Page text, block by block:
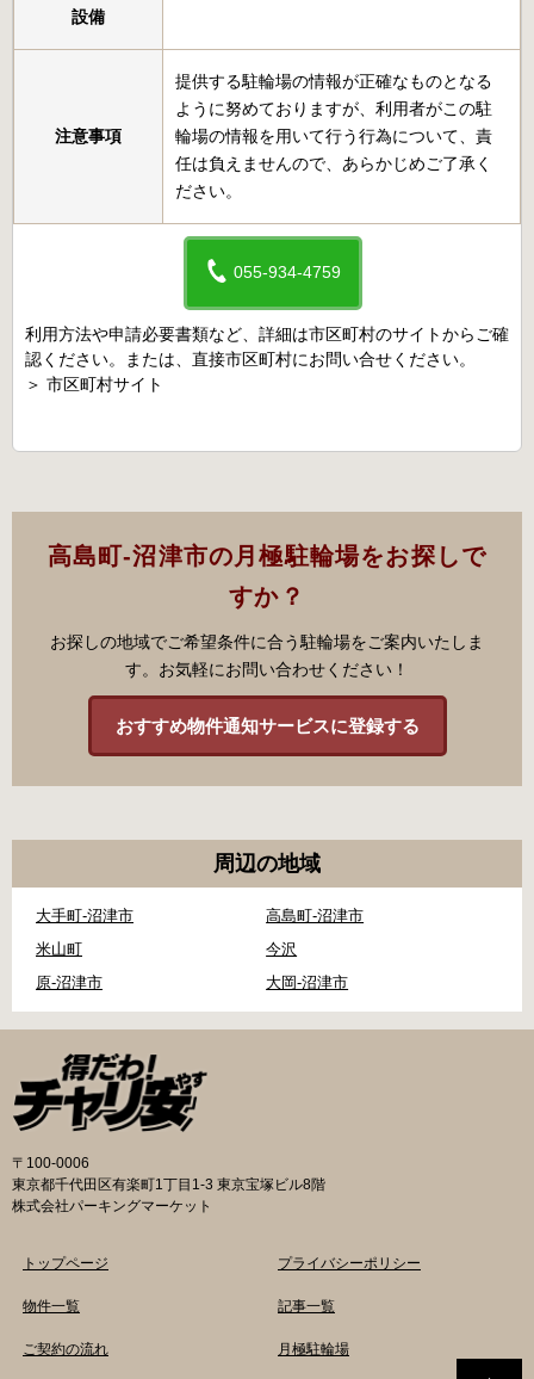
設備
注意事項
提供する駐輪場の情報が正確なものとなる
ように努めておりますが、利用者がこの駐
輪場の情報を用いて行う行為について、責
任は負えませんので、あらかじめご了承く
ださい。
055-934-4759
利用方法や申請必要書類など、詳細は市区町村のサイトからご確
認ください。または、直接市区町村にお問い合せください。
＞ 市区町村サイト
高島町-沼津市の月極駐輪場をお探しで
すか？
お探しの地域でご希望条件に合う駐輪場をご案内いたしま
す。お気軽にお問い合わせください！
おすすめ物件通知サービスに登録する
周辺の地域
大手町-沼津市
高島町-沼津市
米山町
今沢
原-沼津市
大岡-沼津市
〒100-0006
東京都千代田区有楽町1丁目1-3 東京宝塚ビル8階
株式会社パーキングマーケット
トップページ
物件一覧
ご契約の流れ
プライバシーポリシー
記事一覧
月極駐輪場